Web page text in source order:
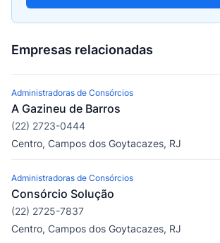
Empresas relacionadas
Administradoras de Consórcios
A Gazineu de Barros
(22) 2723-0444
Centro, Campos dos Goytacazes, RJ
Administradoras de Consórcios
Consórcio Solução
(22) 2725-7837
Centro, Campos dos Goytacazes, RJ